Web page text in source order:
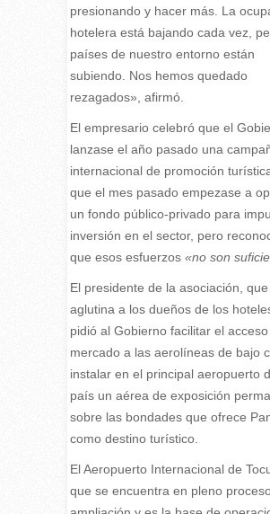
presionando y hacer más. La
hotelera está bajando cada vez,
países de nuestro entorno están
subiendo. Nos hemos quedado
rezagados», afirmó.
El empresario celebró que el
lanzase el año pasado una
internacional de promoción
que el mes pasado empezase a
un fondo público-privado para
inversión en el sector, pero
que esos esfuerzos«no son
El presidente de la asociación, que
aglutina a los dueños de los
pidió al Gobierno facilitar el
mercado a las aerolíneas de bajo
instalar en el principal aeropuerto
país un aérea de exposición
sobre las bondades que ofrece
como destino turístico.
El Aeropuerto Internacional de
que se encuentra en pleno